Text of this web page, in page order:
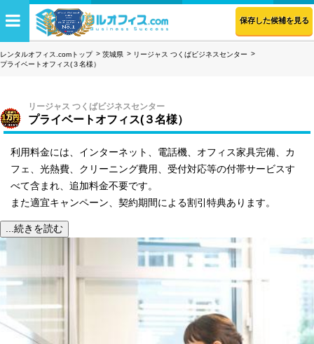
保存した候補を見る
レンタルオフィス.comトップ 茨城県
リージャス つくばビジネスセンター
プライベートオフィス(３名様）
リージャス つくばビジネスセンター
プライベートオフィス(３名様）
利用料金には、インターネット、電話機、オフィス家具完備、カ
フェ、光熱費、クリーニング費用、受付対応等の付帯サービスす
べて含まれ、追加料金不要です。
また適宜キャンペーン、契約期間による割引特典あります。
...続きを読む